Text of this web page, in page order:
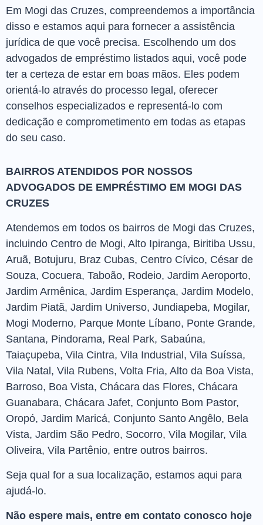
Em Mogi das Cruzes, compreendemos a importância
disso e estamos aqui para fornecer a assistência
jurídica de que você precisa. Escolhendo um dos
advogados de empréstimo listados aqui, você pode
ter a certeza de estar em boas mãos. Eles podem
orientá-lo através do processo legal, oferecer
conselhos especializados e representá-lo com
dedicação e comprometimento em todas as etapas
do seu caso.
BAIRROS ATENDIDOS POR NOSSOS
ADVOGADOS DE EMPRÉSTIMO EM MOGI DAS
CRUZES
Atendemos em todos os bairros de Mogi das Cruzes,
incluindo Centro de Mogi, Alto Ipiranga, Biritiba Ussu,
Aruã, Botujuru, Braz Cubas, Centro Cívico, César de
Souza, Cocuera, Taboão, Rodeio, Jardim Aeroporto,
Jardim Armênica, Jardim Esperança, Jardim Modelo,
Jardim Piatã, Jardim Universo, Jundiapeba, Mogilar,
Mogi Moderno, Parque Monte Líbano, Ponte Grande,
Santana, Pindorama, Real Park, Sabaúna,
Taiaçupeba, Vila Cintra, Vila Industrial, Vila Suíssa,
Vila Natal, Vila Rubens, Volta Fria, Alto da Boa Vista,
Barroso, Boa Vista, Chácara das Flores, Chácara
Guanabara, Chácara Jafet, Conjunto Bom Pastor,
Oropó, Jardim Maricá, Conjunto Santo Angêlo, Bela
Vista, Jardim São Pedro, Socorro, Vila Mogilar, Vila
Oliveira, Vila Partênio, entre outros bairros.
Seja qual for a sua localização, estamos aqui para
ajudá-lo.
Não espere mais, entre em contato conosco hoje